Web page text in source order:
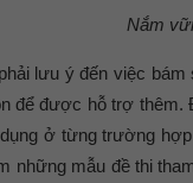
Nắm
lưu ý đến việc
để được hỗ trợ
ở từng trường
những mẫu đề thi